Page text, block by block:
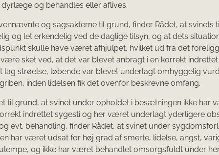
dyrlæge og behandles eller aflives.
og sagsakterne til grund, finder Rådet, at svinets
og let erkendelig ved de daglige tilsyn, og at dets
skulle have været afhjulpet, hvilket ud fra det
sket ved, at det var blevet anbragt i en korrekt
lag strøelse, løbende var blevet underlagt omhyggelig
inden lidelsen fik det ovenfor beskrevne omfang.
til grund, at svinet under opholdet i besætningen ikke har
indrettet sygesti og her været underlagt yderligere
evt. behandling, finder Rådet, at svinet under
har været udsat for høj grad af smerte, lidelse, angst,
og ikke har været behandlet omsorgsfuldt under